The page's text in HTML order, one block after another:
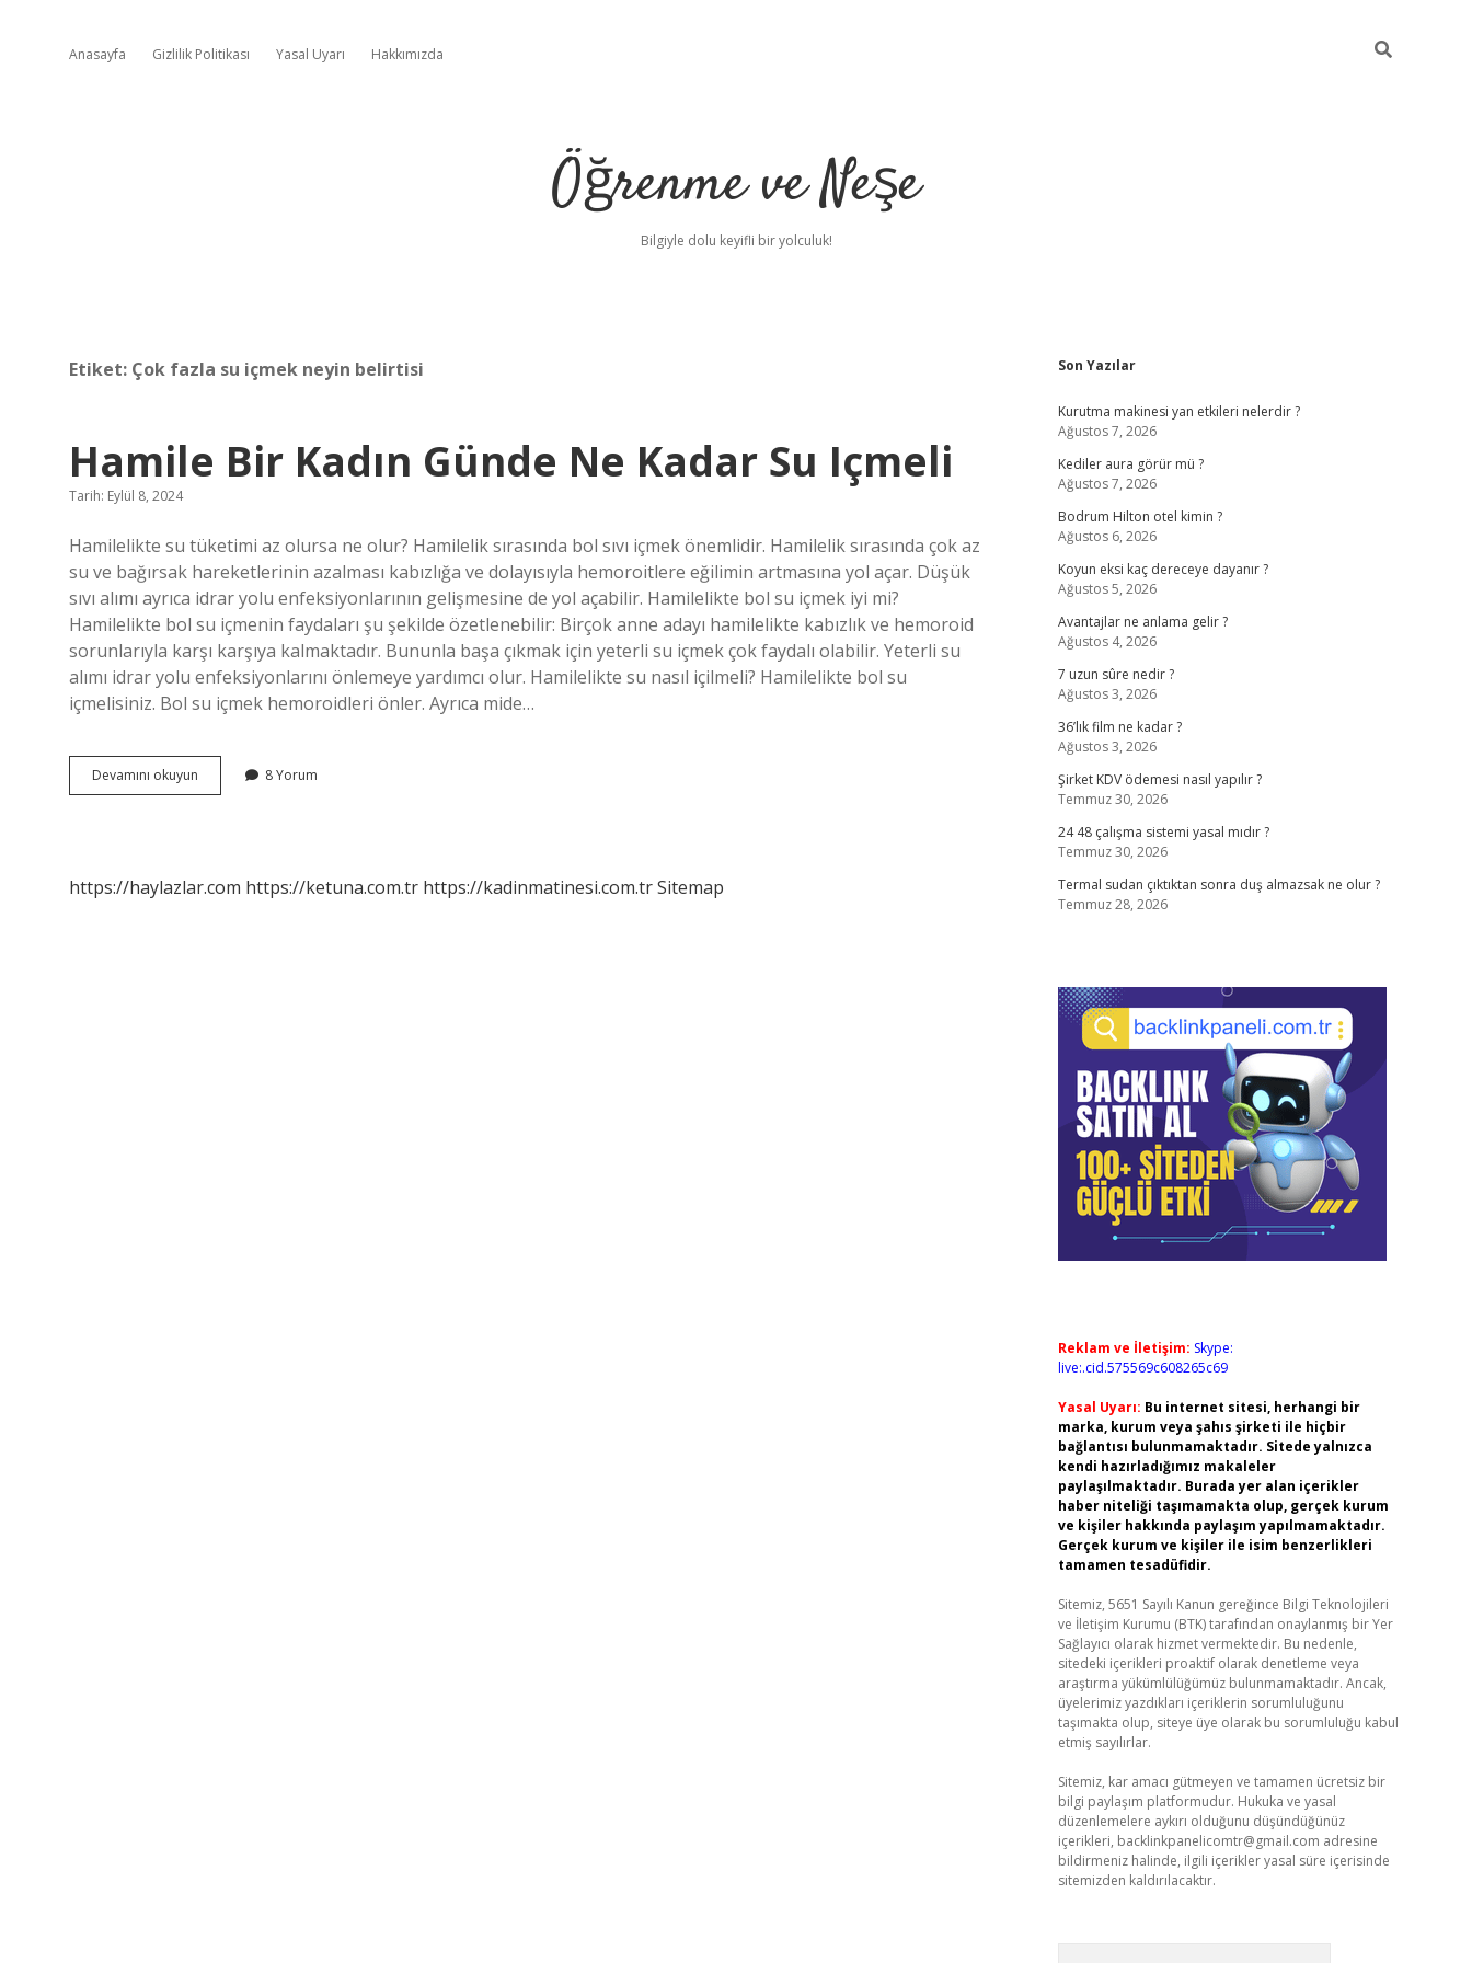
Anasayfa Gizlilik Politikası Yasal Uyarı Hakkımızda
Öğrenme ve Neşe
Bilgiyle dolu keyifli bir yolculuk!
Etiket: Çok fazla su içmek neyin belirtisi
Hamile Bir Kadın Günde Ne Kadar Su Içmeli
Tarih: Eylül 8, 2024
Hamilelikte su tüketimi az olursa ne olur? Hamilelik sırasında bol sıvı içmek önemlidir. Hamilelik sırasında çok az
su ve bağırsak hareketlerinin azalması kabızlığa ve dolayısıyla hemoroitlere eğilimin artmasına yol açar. Düşük
sıvı alımı ayrıca idrar yolu enfeksiyonlarının gelişmesine de yol açabilir. Hamilelikte bol su içmek iyi mi?
Hamilelikte bol su içmenin faydaları şu şekilde özetlenebilir: Birçok anne adayı hamilelikte kabızlık ve hemoroid
sorunlarıyla karşı karşıya kalmaktadır. Bununla başa çıkmak için yeterli su içmek çok faydalı olabilir. Yeterli su
alımı idrar yolu enfeksiyonlarını önlemeye yardımcı olur. Hamilelikte su nasıl içilmeli? Hamilelikte bol su
içmelisiniz. Bol su içmek hemoroidleri önler. Ayrıca mide…
Devamını okuyun
Bir
Su
8 Yorum
https://haylazlar.com https://ketuna.com.tr https://kadinmatinesi.com.trSitemap
Sidebar
Son Yazılar
Kurutma makinesi yan etkileri nelerdir ?
Ağustos 7, 2026
Kediler aura görür mü ?
Ağustos 7, 2026
Bodrum Hilton otel kimin ?
Ağustos 6, 2026
Koyun eksi kaç dereceye dayanır ?
Ağustos 5, 2026
Avantajlar ne anlama gelir ?
Ağustos 4, 2026
7 uzun sûre nedir ?
Ağustos 3, 2026
36’lık film ne kadar ?
Ağustos 3, 2026
Şirket KDV ödemesi nasıl yapılır ?
Temmuz 30, 2026
24 48 çalışma sistemi yasal mıdır ?
Temmuz 30, 2026
Termal sudan çıktıktan sonra duş almazsak ne olur ?
Temmuz 28, 2026
Reklam ve İletişim: Skype:
live:.cid.575569c608265c69
Yasal Uyarı: Bu internet sitesi, herhangi bir
marka, kurum veya şahıs şirketi ile hiçbir
bağlantısı bulunmamaktadır. Sitede yalnızca
kendi hazırladığımız makaleler
paylaşılmaktadır. Burada yer alan içerikler
haber niteliği taşımamakta olup, gerçek kurum
ve kişiler hakkında paylaşım yapılmamaktadır.
Gerçek kurum ve kişiler ile isim benzerlikleri
tamamen tesadüfidir.
Sitemiz, 5651 Sayılı Kanun gereğince Bilgi Teknolojileri
ve İletişim Kurumu (BTK) tarafından onaylanmış bir Yer
Sağlayıcı olarak hizmet vermektedir. Bu nedenle,
sitedeki içerikleri proaktif olarak denetleme veya
araştırma yükümlülüğümüz bulunmamaktadır. Ancak,
üyelerimiz yazdıkları içeriklerin sorumluluğunu
taşımakta olup, siteye üye olarak bu sorumluluğu kabul
etmiş sayılırlar.
Sitemiz, kar amacı gütmeyen ve tamamen ücretsiz bir
bilgi paylaşım platformudur. Hukuka ve yasal
düzenlemelere aykırı olduğunu düşündüğünüz
içerikleri, backlinkpanelicomtr@gmail.com adresine
bildirmeniz halinde, ilgili içerikler yasal süre içerisinde
sitemizden kaldırılacaktır.
ilbetbetcipiabellacasino sitesi